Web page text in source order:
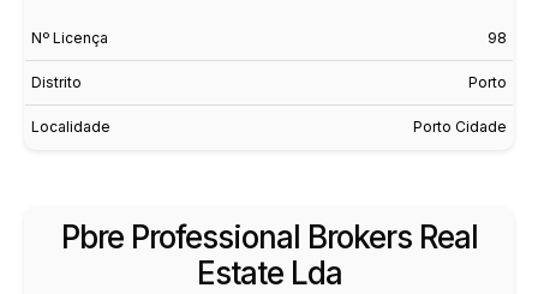
Nº Licença 98
Distrito Porto
Localidade Porto Cidade
Pbre Professional Brokers Real
Estate Lda